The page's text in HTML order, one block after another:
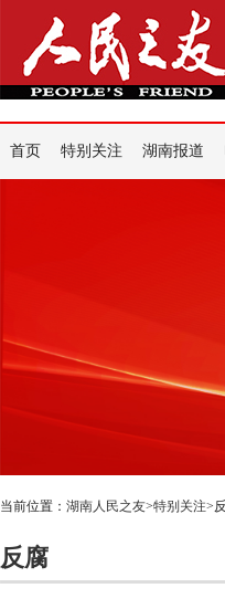
首页 特别关注 湖南报道
当前位置： 湖南人民之友>特别关注>
反腐